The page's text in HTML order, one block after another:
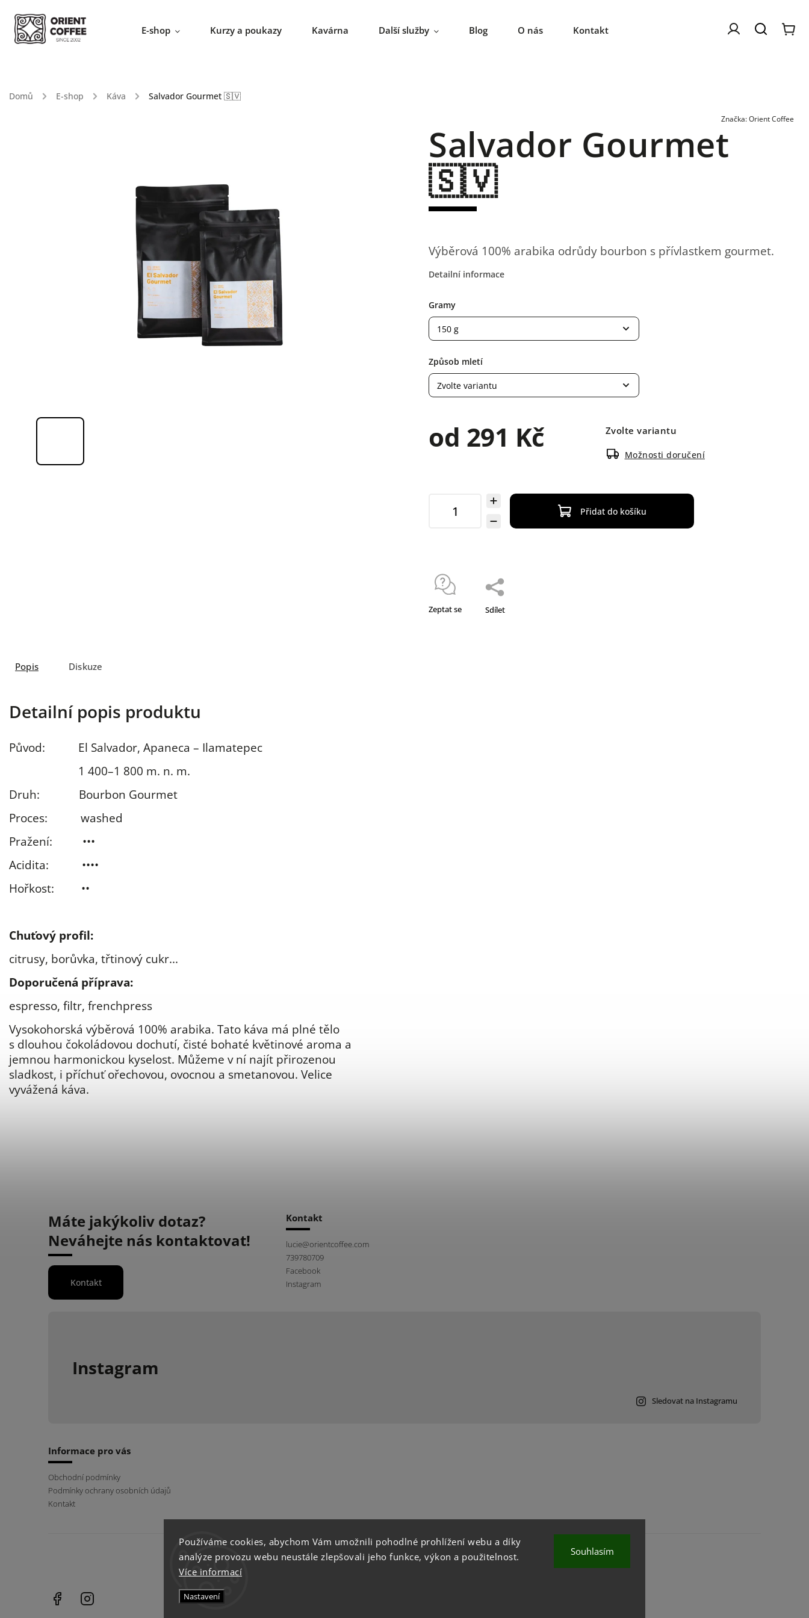
Používáme cookies, abychom Vám umožnili pohodlné prohlížení webu a díky
analýze provozu webu neustále zlepšovali jeho funkce, výkon a použitelnost.
Více informací
Nastavení
Souhlasím
E-shop Kurzy a poukazy Kavárna Další služby Blog O nás Kontakt
Domů / E-shop / Káva / Salvador Gourmet 🇸🇻
Salvador Gourmet
🇸🇻
Výběrová 100% arabika odrůdy bourbon s přívlastkem gourmet.
Detailní informace
Značka:Orient Coffee
Gramy
Způsob mletí
od 291 Kč Zvolte variantu
Možnosti doručení
Přidat do košíku
Zeptat se Sdílet
Popis Diskuze
Detailní popis produktu
Původ: El Salvador, Apaneca – Ilamatepec
1 400–1 800 m. n. m.
Druh: Bourbon Gourmet
Proces:
washed
Pražení: •••
Acidita: ••••
Hořkost: ••
Chuťový profil:
citrusy, borůvka, třtinový cukr...
Doporučená příprava:
espresso, filtr, frenchpress
Vysokohorská výběrová 100% arabika. Tato káva má plné tělo
s dlouhou čokoládovou dochutí, čisté bohaté květinové aroma a
jemnou harmonickou kyselost. Můžeme v ní najít přirozenou
sladkost, i příchuť ořechovou, ovocnou a smetanovou. Velice
vyvážená káva.
Máte jakýkoliv dotaz?
Neváhejte nás kontaktovat!
Kontakt
Kontakt
lucie@orientcoffee.com
739780709
Facebook
Instagram
Instagram
Sledovat na Instagramu
Informace pro vás
Obchodní podmínky
Podmínky ochrany osobních údajů
Kontakt
instagram
Facebook